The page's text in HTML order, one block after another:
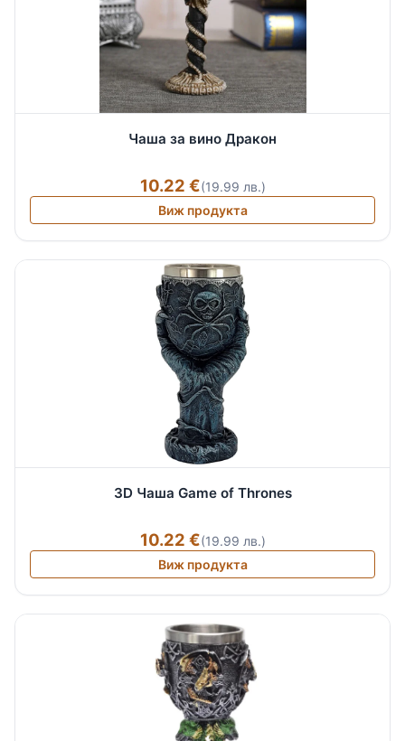
Чаша за вино Дракон
10.22 €(19.99 лв.)
Виж продукта
3D Чаша Game of Thrones
10.22 €(19.99 лв.)
Виж продукта